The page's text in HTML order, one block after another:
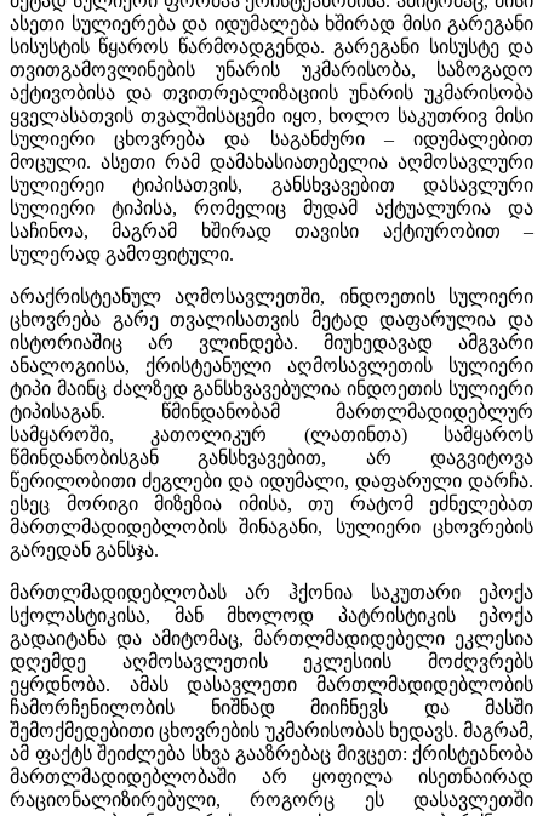
ასეთი სულიერება და იდუმალება ხშირად მისი გარეგანი
სისუსტის წყაროს წარმოადგენდა. გარეგანი სისუსტე და
თვითგამოვლინების უნარის უკმარისობა, საზოგადო
აქტივობისა და თვითრეალიზაციის უნარის უკმარისობა
ყველასათვის თვალშისაცემი იყო, ხოლო საკუთრივ მისი
სულიერი ცხოვრება და საგანძური – იდუმალებით
მოცული. ასეთი რამ დამახასიათებელია აღმოსავლური
სულიერეი ტიპისათვის, განსხვავებით დასავლური
სულიერი ტიპისა, რომელიც მუდამ აქტუალურია და
საჩინოა, მაგრამ ხშირად თავისი აქტიურობით –
სულერად გამოფიტული.
არაქრისტეანულ აღმოსავლეთში, ინდოეთის სულიერი
ცხოვრება გარე თვალისათვის მეტად დაფარულია და
ისტორიაშიც არ ვლინდება. მიუხედავად ამგვარი
ანალოგიისა, ქრისტეანული აღმოსავლეთის სულიერი
ტიპი მაინც ძალზედ განსხვავებულია ინდოეთის სულიერი
ტიპისაგან. წმინდანობამ მართლმადიდებლურ
სამყაროში, კათოლიკურ (ლათინთა) სამყაროს
წმინდანობისგან განსხვავებით, არ დაგვიტოვა
წერილობითი ძეგლები და იდუმალი, დაფარული დარჩა.
ესეც მორიგი მიზეზია იმისა, თუ რატომ ეძნელებათ
მართლმადიდებლობის შინაგანი, სულიერი ცხოვრების
გარედან განსჯა.
მართლმადიდებლობას არ ჰქონია საკუთარი ეპოქა
სქოლასტიკისა, მან მხოლოდ პატრისტიკის ეპოქა
გადაიტანა და ამიტომაც, მართლმადიდებელი ეკლესია
დღემდე აღმოსავლეთის ეკლესიის მოძღვრებს
ეყრდნობა. ამას დასავლეთი მართლმადიდებლობის
ჩამორჩენილობის ნიშნად მიიჩნევს და მასში
შემოქმედებითი ცხოვრების უკმარისობას ხედავს. მაგრამ,
ამ ფაქტს შეიძლება სხვა გააზრებაც მივცეთ: ქრისტეანობა
მართლმადიდებლობაში არ ყოფილა ისეთნაირად
რაციონალიზირებული, როგორც ეს დასავლეთში